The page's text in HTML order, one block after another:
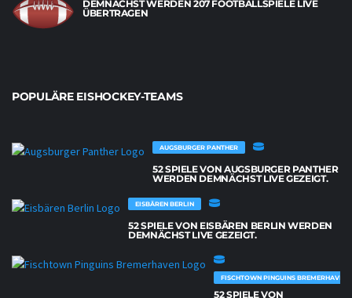
DEMNÄCHST WERDEN 207 FOOTBALLSPIELE LIVE
ÜBERTRAGEN
POPULÄRE EISHOCKEY-TEAMS
AUGSBURGER PANTHER
52 SPIELE VON AUGSBURGER PANTHER
WERDEN DEMNÄCHST LIVE GEZEIGT.
EISBÄREN BERLIN
52 SPIELE VON EISBÄREN BERLIN WERDEN
DEMNÄCHST LIVE GEZEIGT.
FISCHTOWN PINGUINS BREMERHAVEN
52 SPIELE VON